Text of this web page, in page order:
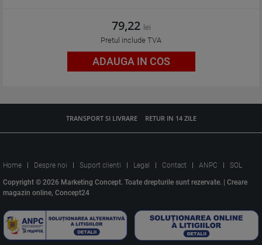
79,22 lei
Pretul include TVA
ADAUGA IN COS
TRANSPORT SI LIVRARE RETUR IN 14 ZILE
Home Despre noi Suport clienti Legal Contact ANPC SOL
Copyright © 2026 Marketing Concept. Toate drepturile sunt rezervate. | Creare
magazin online, Concept24